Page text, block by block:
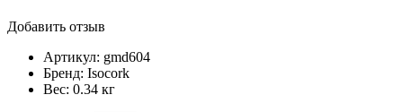
Добавить отзыв
Артикул: gmd604
Бренд: Isocork
Вес: 0.34 кг